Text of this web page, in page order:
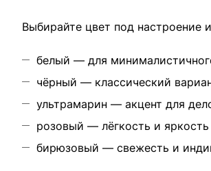
Выбирайте цвет под настроение
белый — для
чёрный — классический
ультрамарин — акцент для
розовый — лёгкость и
бирюзовый — свежесть и